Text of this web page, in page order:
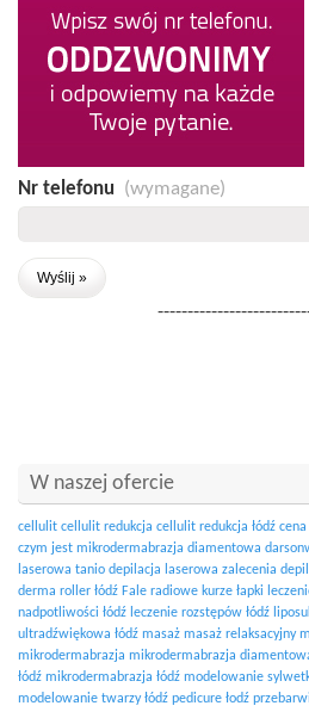
Nr telefonu (wymagane)
W naszej ofercie
cellulit cellulit redukcja cellulit redukcja łódź
czym jest mikrodermabrazja diamentowa
laserowa tanio depilacja laserowa zalecenia
derma roller łódź Fale radiowe kurze łapki
nadpotliwości łódź leczenie rozstępów łódź
ultradźwiękowa łódź masaż masaż relaksacyjny
mikrodermabrazja mikrodermabrazja
łódź mikrodermabrazja łódź modelowanie
modelowanie twarzy łódź pedicure łodź